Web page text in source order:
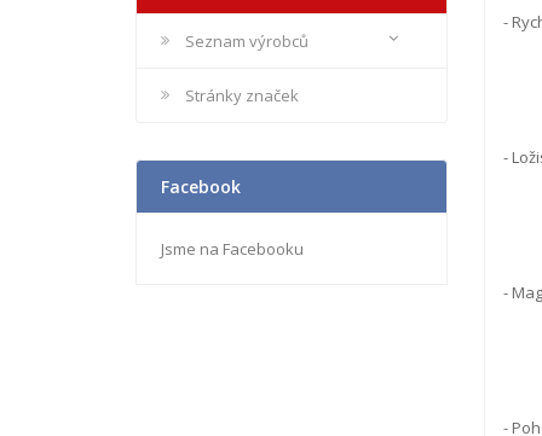
-
-
-
-
Seznam výrobců
Stránky značek
Facebook
Jsme na Facebooku